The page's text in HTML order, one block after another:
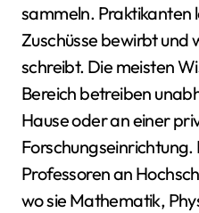
sammeln. Praktikanten
Zuschüsse bewirbt und
schreibt. Die meisten
Bereich betreiben
Hause oder an einer
Forschungseinrichtung.
Professoren an
wo sie Mathematik,